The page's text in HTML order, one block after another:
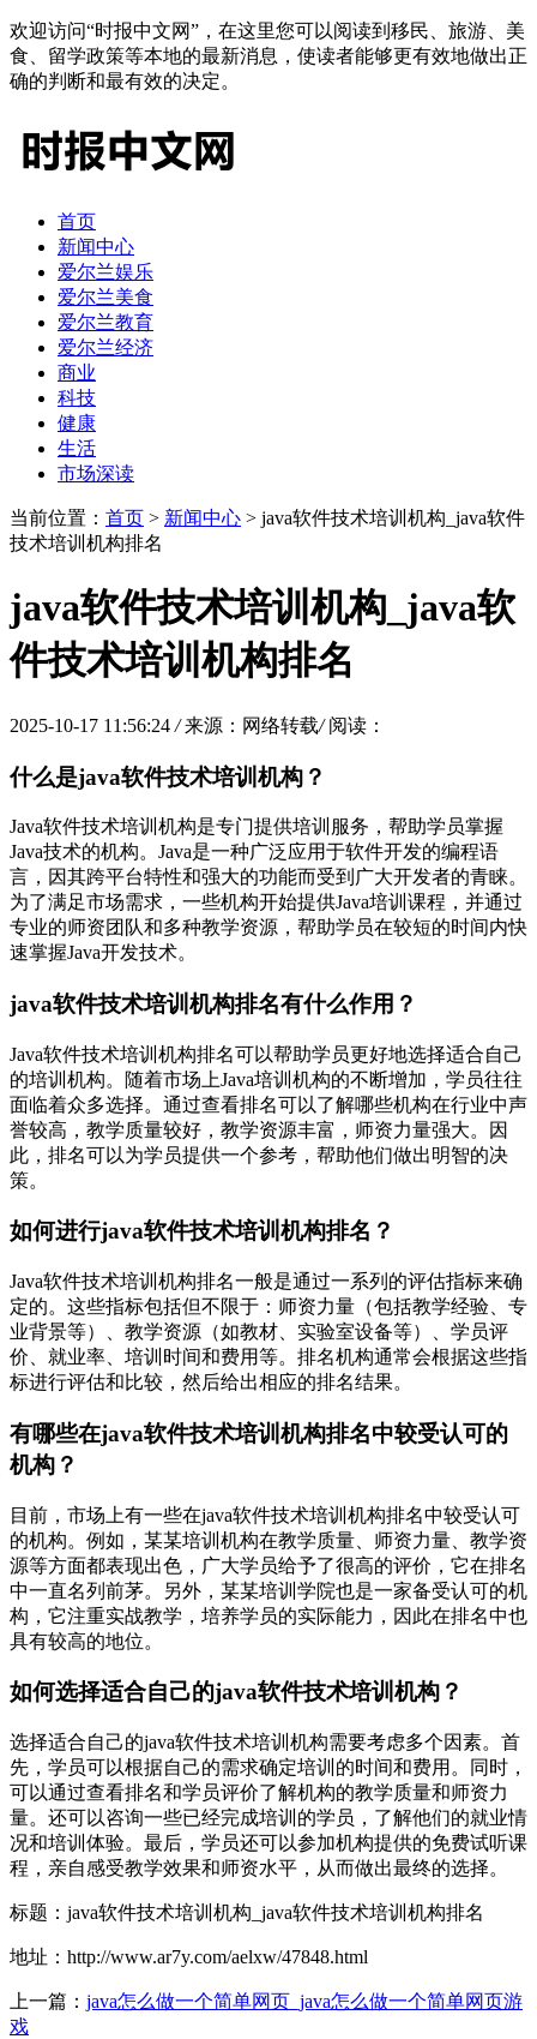
欢迎访问“时报中文网”，在这里您可以阅读到移民、旅游、美
食、留学政策等本地的最新消息，使读者能够更有效地做出正
确的判断和最有效的决定。
首页
新闻中心
爱尔兰娱乐
爱尔兰美食
爱尔兰教育
爱尔兰经济
商业
科技
健康
生活
市场深读
当前位置： 首页 > 新闻中心 > java软件技术培训机构_java软件
技术培训机构排名
java软件技术培训机构_java软
件技术培训机构排名
2025-10-17 11:56:24 / 来源：网络转载/ 阅读：
什么是java软件技术培训机构？
Java软件技术培训机构是专门提供培训服务，帮助学员掌握
Java技术的机构。Java是一种广泛应用于软件开发的编程语
言，因其跨平台特性和强大的功能而受到广大开发者的青睐。
为了满足市场需求，一些机构开始提供Java培训课程，并通过
专业的师资团队和多种教学资源，帮助学员在较短的时间内快
速掌握Java开发技术。
java软件技术培训机构排名有什么作用？
Java软件技术培训机构排名可以帮助学员更好地选择适合自己
的培训机构。随着市场上Java培训机构的不断增加，学员往往
面临着众多选择。通过查看排名可以了解哪些机构在行业中声
誉较高，教学质量较好，教学资源丰富，师资力量强大。因
此，排名可以为学员提供一个参考，帮助他们做出明智的决
策。
如何进行java软件技术培训机构排名？
Java软件技术培训机构排名一般是通过一系列的评估指标来确
定的。这些指标包括但不限于：师资力量（包括教学经验、专
业背景等）、教学资源（如教材、实验室设备等）、学员评
价、就业率、培训时间和费用等。排名机构通常会根据这些指
标进行评估和比较，然后给出相应的排名结果。
有哪些在java软件技术培训机构排名中较受认可的
机构？
目前，市场上有一些在java软件技术培训机构排名中较受认可
的机构。例如，某某培训机构在教学质量、师资力量、教学资
源等方面都表现出色，广大学员给予了很高的评价，它在排名
中一直名列前茅。另外，某某培训学院也是一家备受认可的机
构，它注重实战教学，培养学员的实际能力，因此在排名中也
具有较高的地位。
如何选择适合自己的java软件技术培训机构？
选择适合自己的java软件技术培训机构需要考虑多个因素。首
先，学员可以根据自己的需求确定培训的时间和费用。同时，
可以通过查看排名和学员评价了解机构的教学质量和师资力
量。还可以咨询一些已经完成培训的学员，了解他们的就业情
况和培训体验。最后，学员还可以参加机构提供的免费试听课
程，亲自感受教学效果和师资水平，从而做出最终的选择。
标题：java软件技术培训机构_java软件技术培训机构排名
地址：http://www.ar7y.com/aelxw/47848.html
上一篇： java怎么做一个简单网页_java怎么做一个简单网页游
戏